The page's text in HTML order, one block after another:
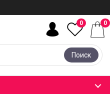
Поиск
0 0